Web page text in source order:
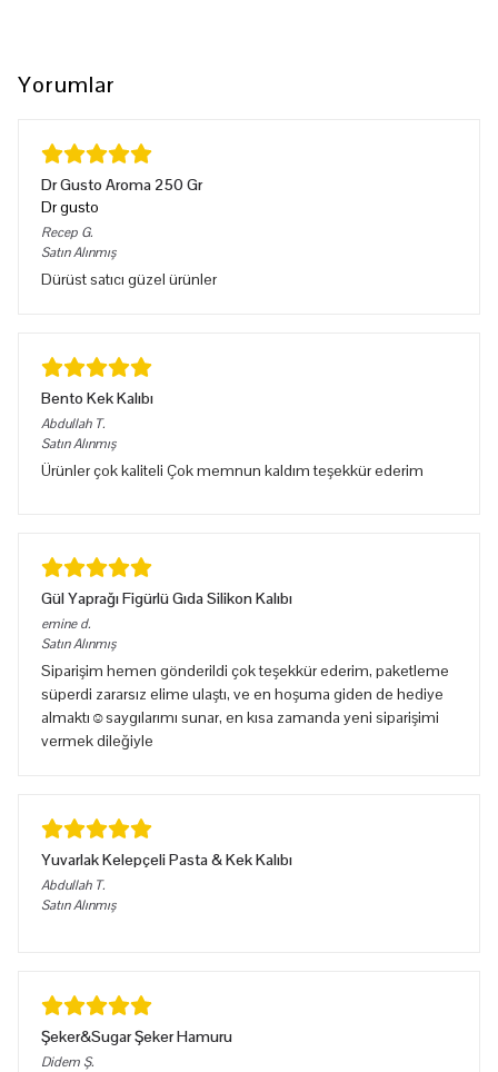
Yorumlar
Dr Gusto Aroma 250 Gr
Dr gusto
Recep G.
Satın Alınmış
Dürüst satıcı güzel ürünler
Bento Kek Kalıbı
Abdullah T.
Satın Alınmış
Ürünler çok kaliteli Çok memnun kaldım teşekkür ederim
Gül Yaprağı Figürlü Gıda Silikon Kalıbı
emine d.
Satın Alınmış
Siparişim hemen gönderildi çok teşekkür ederim, paketleme
süperdi zararsız elime ulaştı, ve en hoşuma giden de hediye
almaktı☺️saygılarımı sunar, en kısa zamanda yeni siparişimi
vermek dileğiyle
Yuvarlak Kelepçeli Pasta & Kek Kalıbı
Abdullah T.
Satın Alınmış
Şeker&Sugar Şeker Hamuru
Didem Ş.